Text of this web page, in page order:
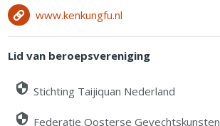
www.kenkungfu.nl
Lid van beroepsvereniging
Stichting Taijiquan Nederland
Federatie Oosterse Gevechtskunsten